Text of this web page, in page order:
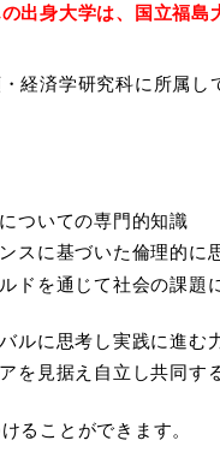
出身大学は、国立福島
経済学研究科に所属し
ついての専門的知識
スに基づいた倫理的に
ドを通じて社会の課題
ルに思考し実践に進む
を見据え自立し共同す
ることができます。